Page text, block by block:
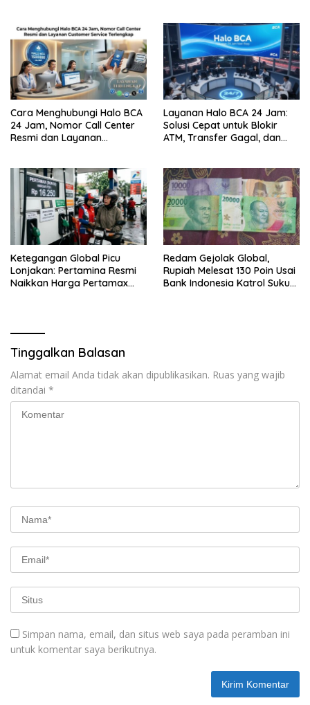
Cara Menghubungi Halo BCA
24 Jam, Nomor Call Center
Resmi dan Layanan
Layanan Halo BCA 24 Jam:
Solusi Cepat untuk Blokir
ATM, Transfer Gagal, dan
Ketegangan Global Picu
Lonjakan: Pertamina Resmi
Naikkan Harga Pertamax
Redam Gejolak Global,
Rupiah Melesat 130 Poin Usai
Bank Indonesia Katrol Suku
Tinggalkan Balasan
Alamat email Anda tidak akan dipublikasikan. Ruas yang wajib
ditandai *
Simpan nama, email, dan situs web saya pada peramban ini
untuk komentar saya berikutnya.